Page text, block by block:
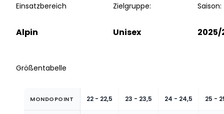
Einsatzbereich
Alpin
Zielgruppe:
Unisex
Saison:
2025/
Größentabelle
MONDOPOINT 22 - 22,5 23 - 23,5 24 - 24,5 25 -